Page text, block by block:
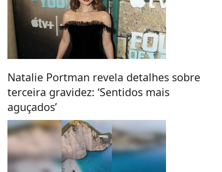
Natalie Portman revela detalhes sobre
terceira gravidez: ‘Sentidos mais
aguçados’